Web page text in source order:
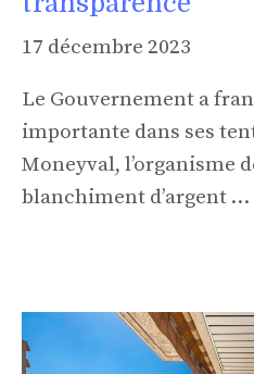
17 décembre 2023
Le Gouvernement a
importante dans ses
Moneyval, l’organisme
blanchiment d’argent …